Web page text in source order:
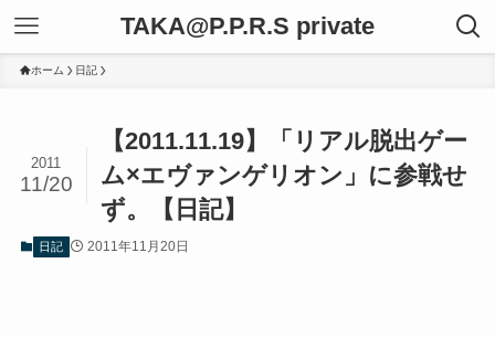
TAKA@P.P.R.S private
ホーム 日記
【2011.11.19】「リアル脱出ゲー
ム×エヴァンゲリオン」に参戦せ
ず。【日記】
2011
11/20
日記 2011年11月20日